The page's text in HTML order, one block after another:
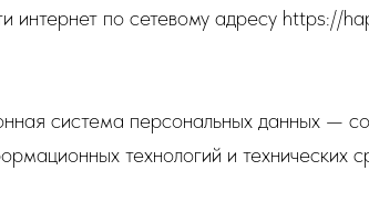
интернет по сетевому адресу https://
система персональных данных —
технологий и технических